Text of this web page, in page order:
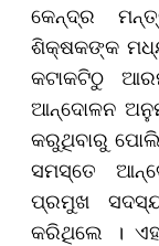
କେନ୍ଦ୍ର
ଶିକ୍ଷକଙ୍କ
କଟାକଟିଠୁ
ଆନ୍ଦୋଳନ
କରୁଥିବାରୁ
ସମସ୍ତେ
ପ୍ରମୁଖ
କରିଥିଲେ ।